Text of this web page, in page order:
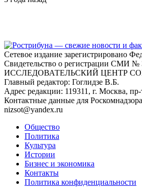
Сетевое издание зарегистрировано
Свидетельство о регистрации
ИССЛЕДОВАТЕЛЬСКИЙ ЦЕНТР
Главный редактор: Гоглидзе В.Б.
Адрес редакции: 119311, г. Москва,
Контактные данные для
nizsot@yandex.ru
Общество
Политика
Культура
Истории
Бизнес и экономика
Контакты
Политика конфиденциальности